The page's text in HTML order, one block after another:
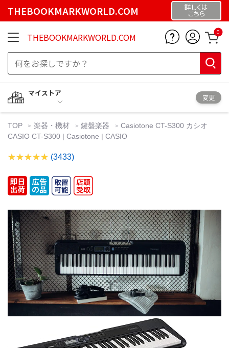
THEBOOKMARKWORLD.COM 詳しくは
こちら
THEBOOKMARKWORLD.COM 0
マイストア
変更
TOP 楽器・機材 鍵盤楽器
Casiotone CT-S300 カシオ
CASIO CT-S300 | Casiotone | CASIO
(3433)